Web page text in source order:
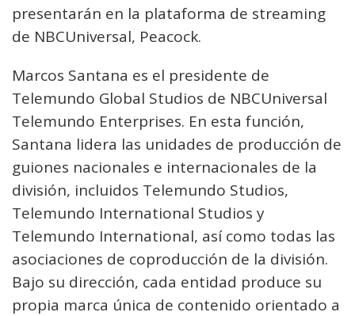
presentarán en la plataforma de streaming
de NBCUniversal, Peacock.
Marcos Santana es el presidente de
Telemundo Global Studios de NBCUniversal
Telemundo Enterprises. En esta función,
Santana lidera las unidades de producción de
guiones nacionales e internacionales de la
división, incluidos Telemundo Studios,
Telemundo International Studios y
Telemundo International, así como todas las
asociaciones de coproducción de la división.
Bajo su dirección, cada entidad produce su
propia marca única de contenido orientado a